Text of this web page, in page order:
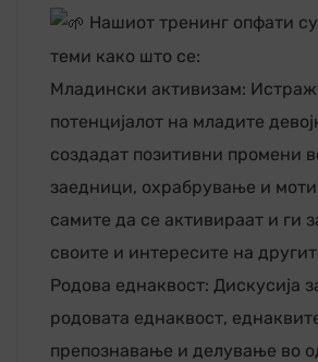
Нашиот тренинг опфати
теми како што се:
Младински активизам:
потенцијалот на младите
создадат позитивни промени
заедници, охрабрување и
самите да се активираат и ги
своите и интересите на
Родова еднаквост: Дискусија
родовата еднаквост,
препознавање и делување во